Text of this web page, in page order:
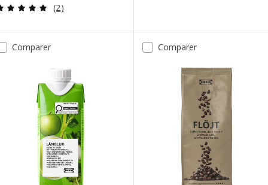
Examen: 5 sur des 5 Étoiles. Total des
(2)
Comparer Comparer